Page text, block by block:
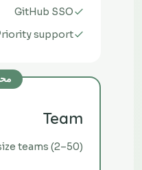
GitHub SSO
support
Team
teams (2–50)